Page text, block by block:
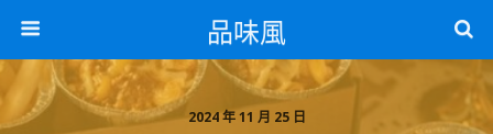
品味風
2024 年 11 月 25 日